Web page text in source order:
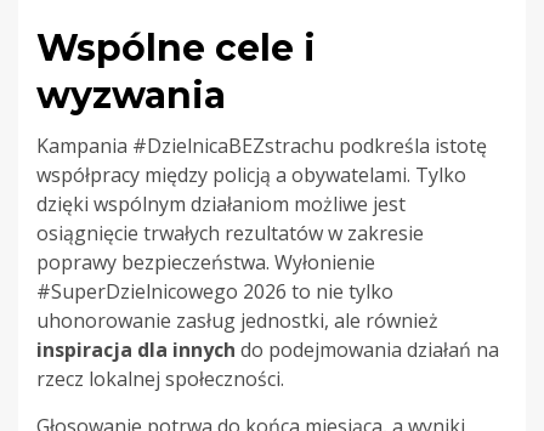
Wspólne cele i
wyzwania
Kampania #DzielnicaBEZstrachu podkreśla istotę
współpracy między policją a obywatelami. Tylko
dzięki wspólnym działaniom możliwe jest
osiągnięcie trwałych rezultatów w zakresie
poprawy bezpieczeństwa. Wyłonienie
#SuperDzielnicowego 2026 to nie tylko
uhonorowanie zasług jednostki, ale również
inspiracja dla innych do podejmowania działań na
rzecz lokalnej społeczności.